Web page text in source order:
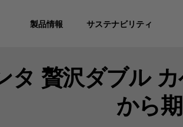
製品情報 サステナビリティ
タ 贅沢ダブル
から